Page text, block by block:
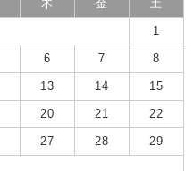
木 金 土
1
6 7 8
13 14 15
20 21 22
27 28 29